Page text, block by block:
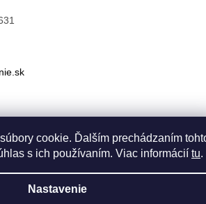
cookie. Ďalším prechádzaním
s ich používaním. Viac informácií tu.
Nastavenie